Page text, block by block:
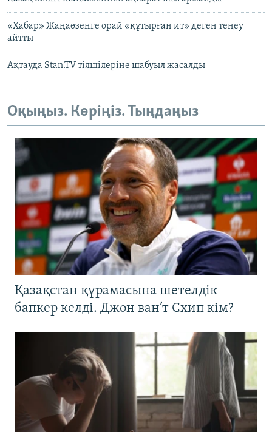
«Хабар» Жаңаөзенге орай «құтырған ит» деген теңеу
айтты
Ақтауда Stan.TV тілшілеріне шабуыл жасалды
Оқыңыз. Көріңіз. Тыңдаңыз
Қазақстан құрамасына шетелдік
бапкер келді. Джон ван’т Схип кім?